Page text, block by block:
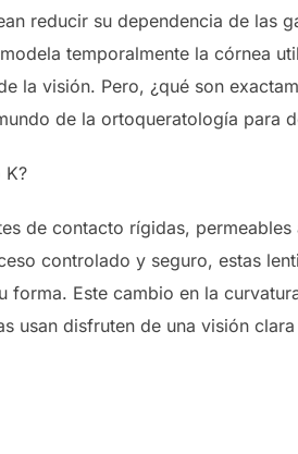
reducir su dependencia de
temporalmente la córnea
la visión. Pero, ¿qué son
de la ortoqueratología para
K?
de contacto rígidas,
controlado y seguro, estas
forma. Este cambio en la
usan disfruten de una visión